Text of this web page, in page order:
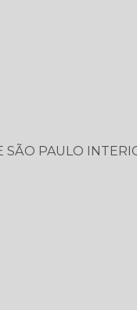
SÃO PAULO